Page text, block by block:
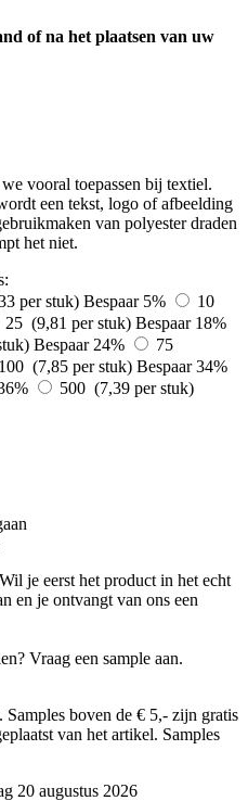
of na het plaatsen van uw
vooral toepassen bij textiel.
een tekst, logo of afbeelding
van polyester draden
het niet.
per stuk) Bespaar 5%
10
25 (9,81 per stuk) Bespaar 18%
Bespaar 24%
75
100 (7,85 per stuk) Bespaar 34%
500 (7,39 per stuk)
Wil je eerst het product in het echt
en je ontvangt van ons een
Vraag een sample aan.
Samples boven de € 5,- zijn gratis
van het artikel. Samples
20 augustus 2026